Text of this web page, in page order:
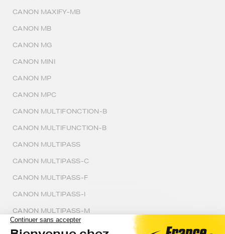
CANON MAXIFY-MB
CANON MB
CANON MG
CANON MINI
CANON MP
CANON MPC
CANON MULTIFONCTION-B
CANON MULTIFUNCTION-B
CANON MULTIPASS
CANON MULTIPASS-C
CANON MULTIPASS-F
CANON MULTIPASS-I
CANON MULTIPASS-M